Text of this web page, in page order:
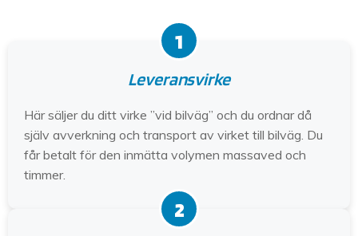
1
Leveransvirke
Här säljer du ditt virke ”vid bilväg” och du ordnar då
själv avverkning och transport av virket till bilväg. Du
får betalt för den inmätta volymen massaved och
timmer.
2